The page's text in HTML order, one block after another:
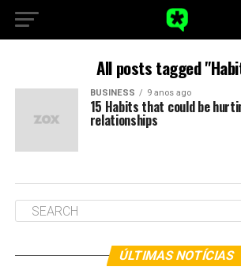
All posts tagged
BUSINESS 9 anos ago
15 Habits that could be
relationships
ÚLTIMAS NOTÍCIAS